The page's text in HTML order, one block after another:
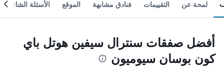
لمحة عن التقييمات فنادق مشابهة الموقع الأسئلة الشائعة
أفضل صفقات سنترال سيفين هوتل باي
كون بوسان سيوميون